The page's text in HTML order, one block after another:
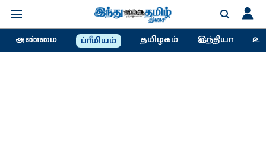
அண்மை ப்ரீமியம் தமிழகம் இந்தியா